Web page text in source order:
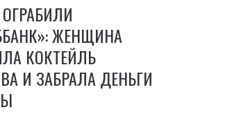
ЖЕНЩИНА
КОКТЕЙЛЬ
И ЗАБРАЛА ДЕНЬГИ